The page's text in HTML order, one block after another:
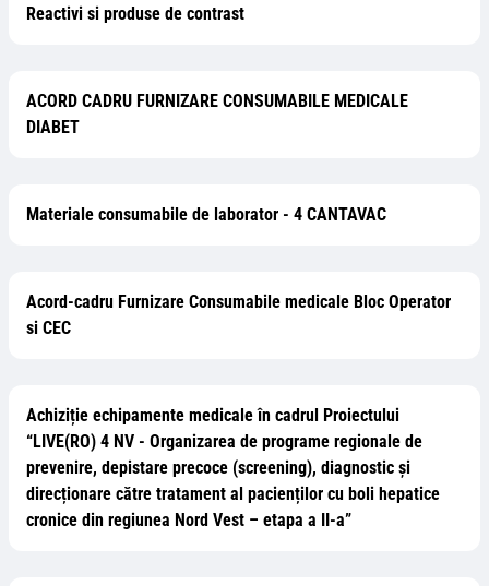
Reactivi si produse de contrast
ACORD CADRU FURNIZARE CONSUMABILE MEDICALE
DIABET
Materiale consumabile de laborator - 4 CANTAVAC
Acord-cadru Furnizare Consumabile medicale Bloc Operator
si CEC
Achiziție echipamente medicale în cadrul Proiectului
“LIVE(RO) 4 NV - Organizarea de programe regionale de
prevenire, depistare precoce (screening), diagnostic și
direcționare către tratament al pacienților cu boli hepatice
cronice din regiunea Nord Vest – etapa a II-a”